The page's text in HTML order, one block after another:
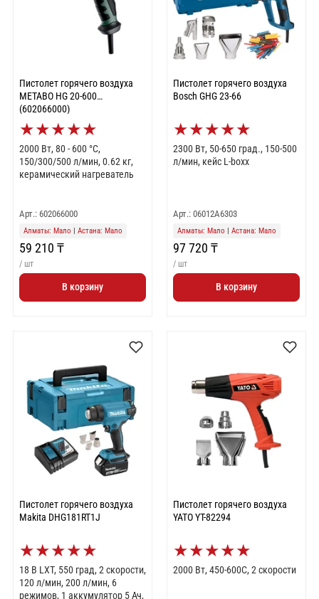
Пистолет горячего воздуха
METABO HG 20-600
(602066000)
★★★★★
2000 Вт, 80 - 600 °C,
150/300/500 л/мин, 0.62 кг,
керамический нагреватель
Арт.: 602066000
Алматы: Мало | Астана: Мало
59 210 ₸
/ шт
В корзину
Пистолет горячего воздуха
Bosch GHG 23-66
★★★★★
2300 Вт, 50-650 град., 150-500
л/мин, кейс L-boxx
Арт.: 06012A6303
Алматы: Мало | Астана: Мало
97 720 ₸
/ шт
В корзину
Пистолет горячего воздуха
Makita DHG181RT1J
★★★★★
18 В LXT, 550 град, 2 скорости,
120 л/мин, 200 л/мин, 6
режимов, 1 аккумулятор 5 Ач,
Пистолет горячего воздуха
YATO YT-82294
★★★★★
2000 Вт, 450-600C, 2 скорости